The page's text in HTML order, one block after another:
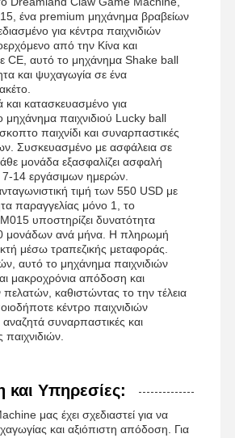
ένα premium μηχάνημα βραβείων
για κέντρα παιχνιδιών
από την Κίνα και
CE, αυτό το μηχάνημα Shake ball
και ψυχαγωγία σε ένα
κατασκευασμένο για
μηχάνημα παιχνιδιού Lucky ball
παιχνίδι και συναρπαστικές
Συσκευασμένο με ασφάλεια σε
μονάδα εξασφαλίζει ασφαλή
14 εργάσιμων ημερών.
τιμή των 550 USD με
παραγγελίας μόνο 1, το
υποστηρίζει δυνατότητα
μονάδων ανά μήνα. Η πληρωμή
μέσω τραπεζικής μεταφοράς.
αυτό το μηχάνημα παιχνιδιών
μακροχρόνια απόδοση και
καθιστώντας το την τέλεια
κέντρο παιχνιδιών
συναρπαστικές και
παιχνιδιών.
και Υπηρεσίες:
μας έχει σχεδιαστεί για να
και αξιόπιστη απόδοση. Για